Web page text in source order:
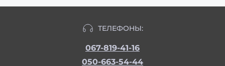
ТЕЛЕФОНЫ:
067-819-41-16
050-663-54-44